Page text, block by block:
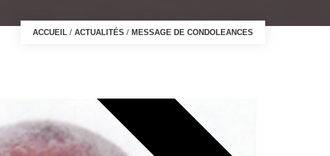
ACCUEIL / ACTUALITÉS / MESSAGE DE CONDOLEANCES